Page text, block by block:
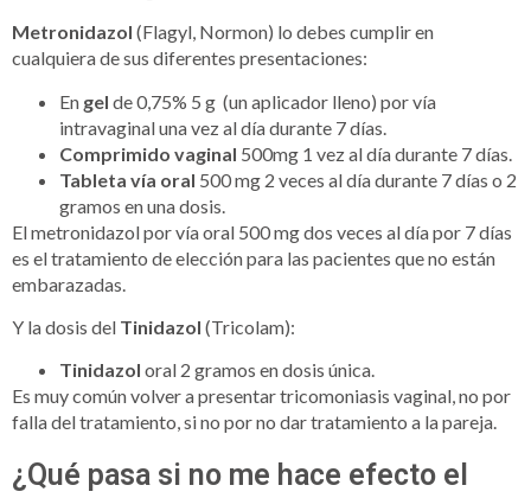
Metronidazol (Flagyl, Normon) lo debes cumplir en
cualquiera de sus diferentes presentaciones:
En gel de 0,75% 5 g (un aplicador lleno) por vía
intravaginal una vez al día durante 7 días.
Comprimido vaginal 500mg 1 vez al día durante 7 días.
Tableta vía oral 500 mg 2 veces al día durante 7 días o 2
gramos en una dosis.
El metronidazol por vía oral 500 mg dos veces al día por 7 días
es el tratamiento de elección para las pacientes que no están
embarazadas.
Y la dosis del Tinidazol (Tricolam):
Tinidazol oral 2 gramos en dosis única.
Es muy común volver a presentar tricomoniasis vaginal, no por
falla del tratamiento, si no por no dar tratamiento a la pareja.
¿Qué pasa si no me hace efecto el